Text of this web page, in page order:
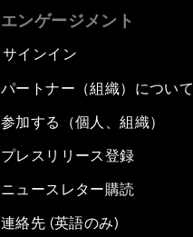
エンゲージメント
サインイン
パートナー（組織）について
参加する（個人、組織）
プレスリリース登録
ニュースレター購読
連絡先 (英語のみ)